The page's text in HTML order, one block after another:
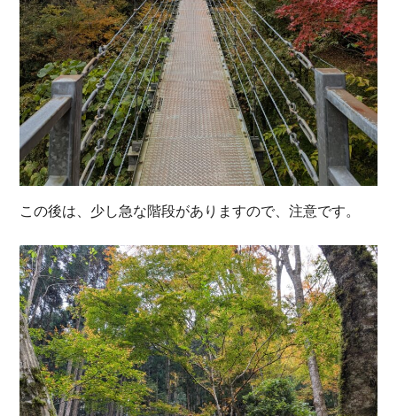
この後は、少し急な階段がありますので、注意です。